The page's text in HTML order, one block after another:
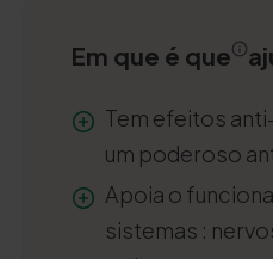
Em que é que
Tem efeitos
um poderoso
Apoia o
sistemas :